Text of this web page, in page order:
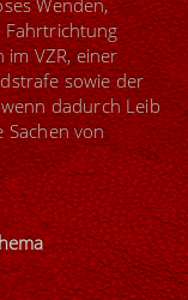
Fahrtrichtung
VZR, einer
sowie der
dadurch Leib
Sachen von